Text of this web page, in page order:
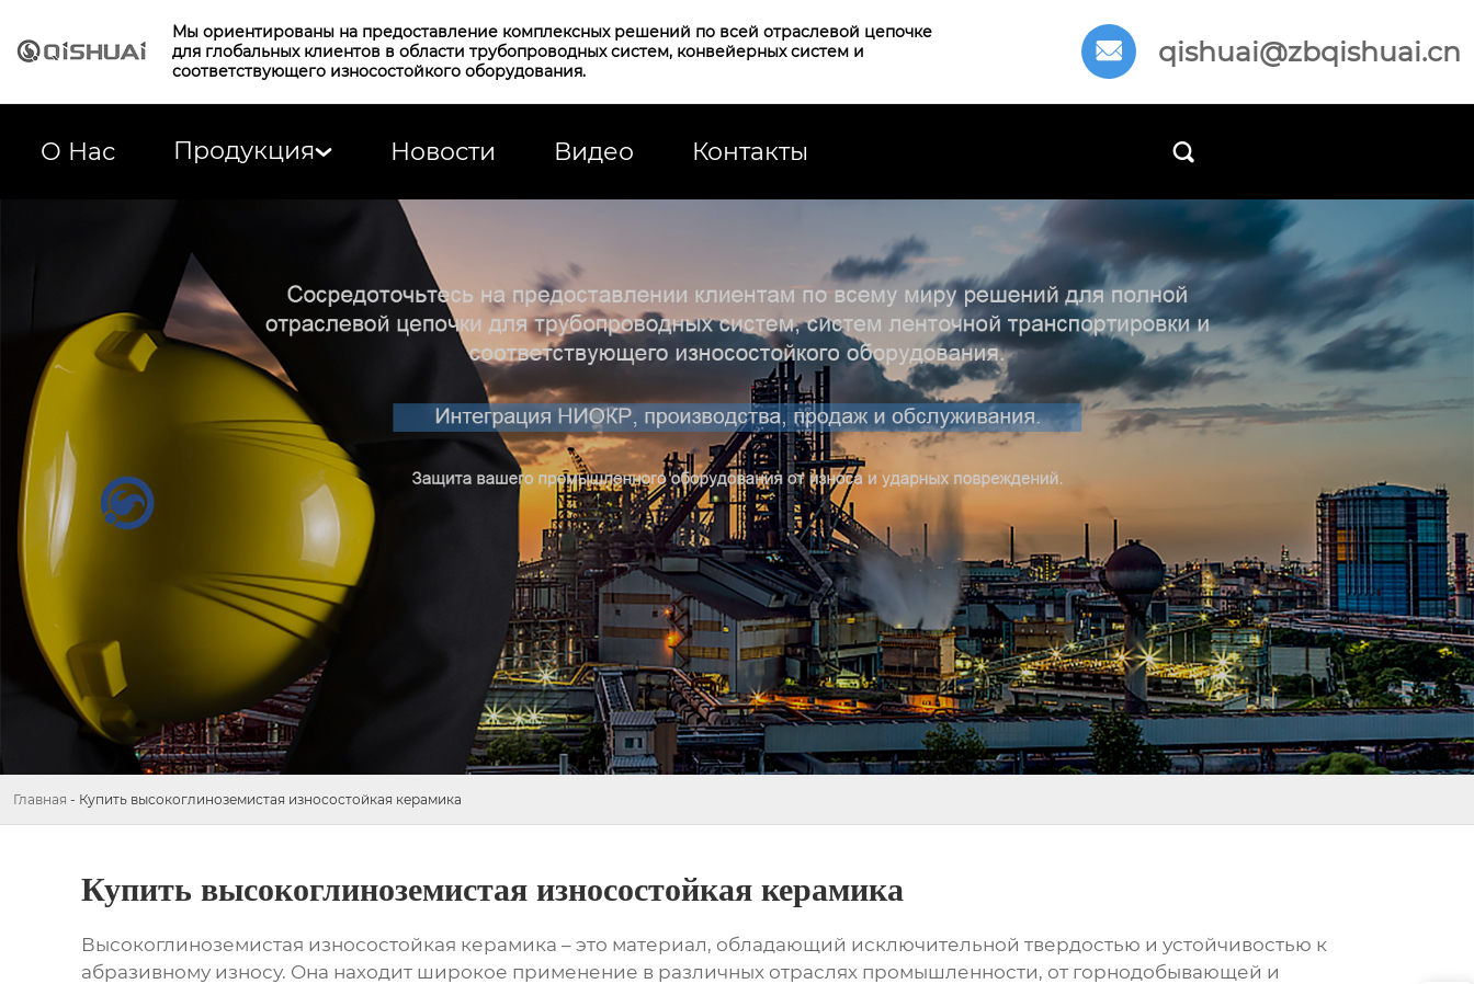
Мы ориентированы на предоставление комплексных решений по всей отраслевой цепочке
для глобальных клиентов в области трубопроводных систем, конвейерных систем и
соответствующего износостойкого оборудования.
 qishuai@zbqishuai.cn
О Нас Продукция Новости Видео Контакты 
Главная - Купить высокоглиноземистая износостойкая керамика
Купить высокоглиноземистая износостойкая керамика
Высокоглиноземистая износостойкая керамика – это материал, обладающий исключительной твердостью и устойчивостью к
абразивному износу. Она находит широкое применение в различных отраслях промышленности, от горнодобывающей и